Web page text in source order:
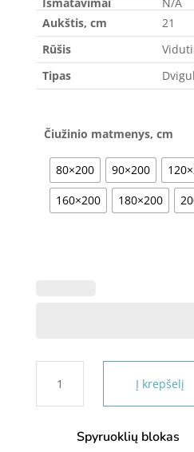
Aukštis, cm
21
Rūšis
Tipas
Čiužinio matmenys, cm
80×200 90×200
160×200
180×200
kiekis:
Čiužinys
Į krepšelį
Spyruoklių blokas